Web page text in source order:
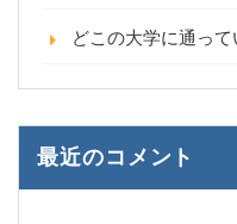
どこの大学に通って
最近のコメント